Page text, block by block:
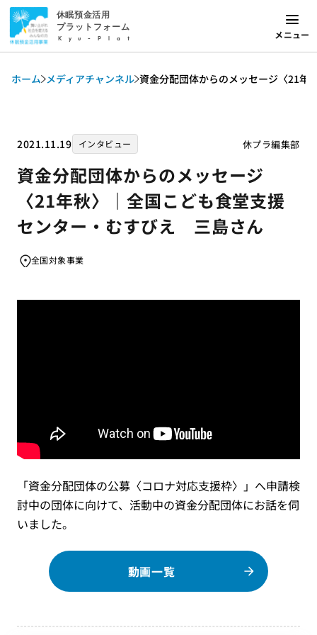
休眠預金活用
プラットフォーム
Kyu-Plat メニュー
ホーム メディアチャンネル 資金分配団体からのメッセージ〈21
2021.11.19 インタビュー 休プラ編集部
資金分配団体からのメッセージ
〈21年秋〉｜全国こども食堂支援
センター・むすびえ 三島さん
全国対象事業
「資金分配団体の公募〈コロナ対応支援枠〉」へ申請検
討中の団体に向けて、活動中の資金分配団体にお話を伺
いました。
動画一覧